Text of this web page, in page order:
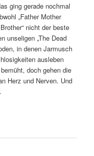
ging gerade nochmal
„Father Mother
nicht der beste
unseligen „The Dead
in denen Jarmusch
ausleben
doch gehen die
Herz und Nerven. Und